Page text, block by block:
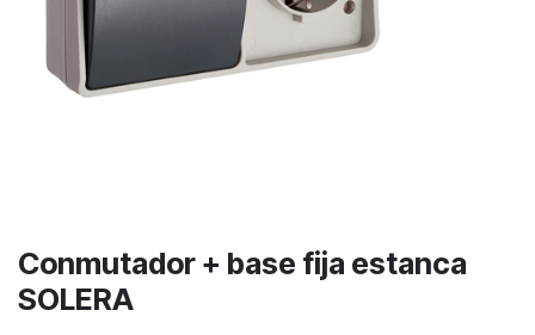
Conmutador + base fija estanca
SOLERA